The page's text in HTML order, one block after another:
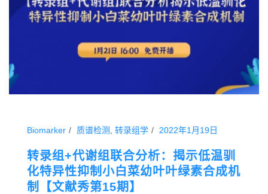
Biomarker 质谱检测 转录组学 2022年1月19日
转录组+代谢组联合分析：揭示低温驯
化特异性抑制小白菜幼叶叶绿素合成机
制【文献秀第15期】